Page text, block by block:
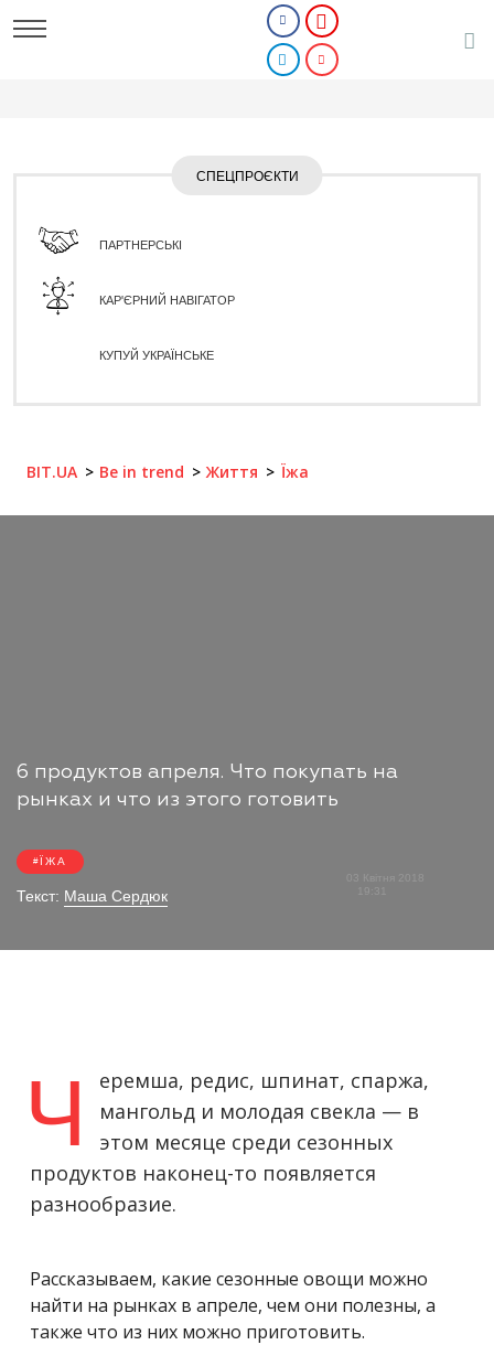
СПЕЦПРОЄКТИ
ПАРТНЕРСЬКІ
КАР'ЄРНИЙ НАВІГАТОР
КУПУЙ УКРАЇНСЬКЕ
BIT.UA Be in trend Життя Їжа
6 продуктов апреля. Что покупать на
рынках и что из этого готовить
ЇЖА
Текст: Маша Сердюк
19:31
Ч
еремша, редис, шпинат, спаржа,
мангольд и молодая свекла — в
этом месяце среди сезонных
продуктов наконец-то появляется
разнообразие.
Рассказываем, какие сезонные овощи можно
найти на рынках в апреле, чем они полезны, а
также что из них можно приготовить.